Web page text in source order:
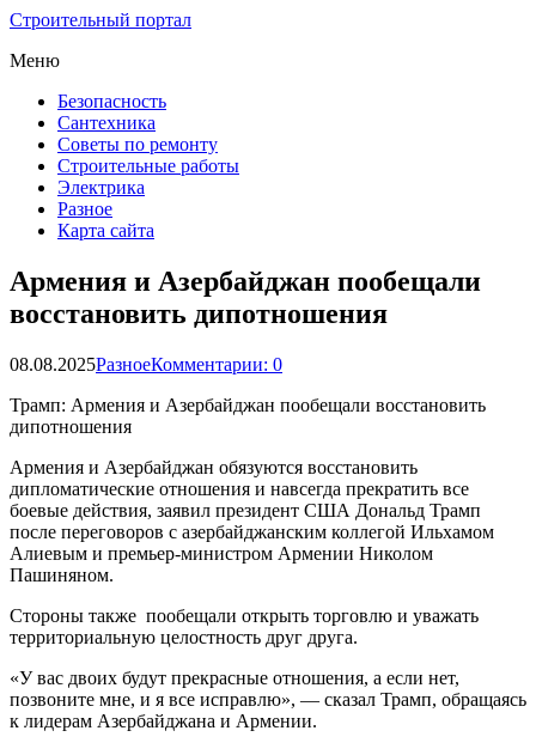
Строительный портал
Меню
Безопасность
Сантехника
Советы по ремонту
Строительные работы
Электрика
Разное
Карта сайта
Армения и Азербайджан пообещали
восстановить дипотношения
08.08.2025РазноеКомментарии: 0
Трамп: Армения и Азербайджан пообещали восстановить
дипотношения
Армения и Азербайджан обязуются восстановить
дипломатические отношения и навсегда прекратить все
боевые действия, заявил президент США Дональд Трамп
после переговоров с азербайджанским коллегой Ильхамом
Алиевым и премьер-министром Армении Николом
Пашиняном.
Стороны также пообещали открыть торговлю и уважать
территориальную целостность друг друга.
«У вас двоих будут прекрасные отношения, а если нет,
позвоните мне, и я все исправлю», — сказал Трамп, обращаясь
к лидерам Азербайджана и Армении.